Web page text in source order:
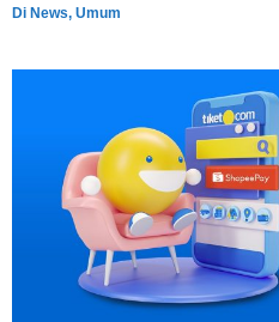
Di News, Umum